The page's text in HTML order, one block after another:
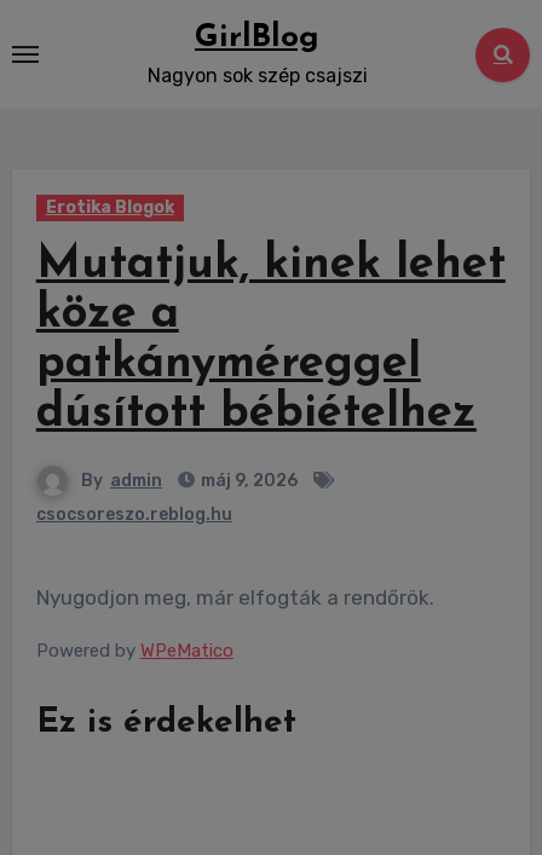
to
GirlBlog
Nagyon sok szép csajszi
Erotika Blogok
Mutatjuk, kinek lehet
köze a
patkányméreggel
dúsított bébiételhez
By admin
máj 9, 2026
csocsoreszo.reblog.hu
Nyugodjon meg, már elfogták a rendőrök.
Powered by WPeMatico
Ez is érdekelhet